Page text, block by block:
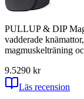
PULLUP & DIP
vadderade
magmuskelträning
9.5290 kr
Läs recension